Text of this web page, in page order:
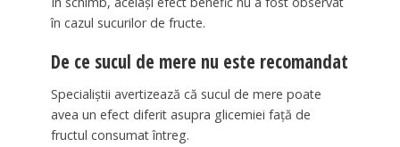
în cazul sucurilor de fructe.
De ce sucul de mere nu este recomandat
Specialiștii avertizează că sucul de mere poate
avea un efect diferit asupra glicemiei față de
fructul consumat întreg.